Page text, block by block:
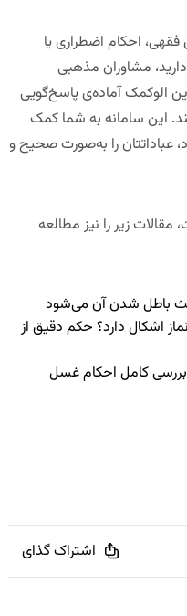
فقهی، احکام اضطراری یا
مشاوران مذهبی
الوکمکآماده‌ی پاسخ‌گویی
این سامانه به شما کمک
عباداتتان را به‌صورت صحیح و
مقالات زیر را نیز مطالعه
باطل شدن آن می‌شود
اشکال دارد؟ حکم دقیق از
کامل احکام غسل
اشتراک گذای